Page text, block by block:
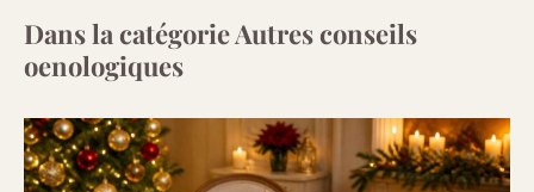
Dans la catégorie Autres conseils
oenologiques